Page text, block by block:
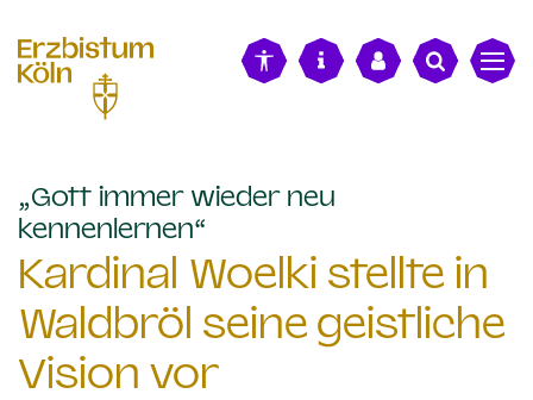
„Gott immer wieder neu
kennenlernen“
Kardinal Woelki stellte in
Waldbröl seine geistliche
Vision vor